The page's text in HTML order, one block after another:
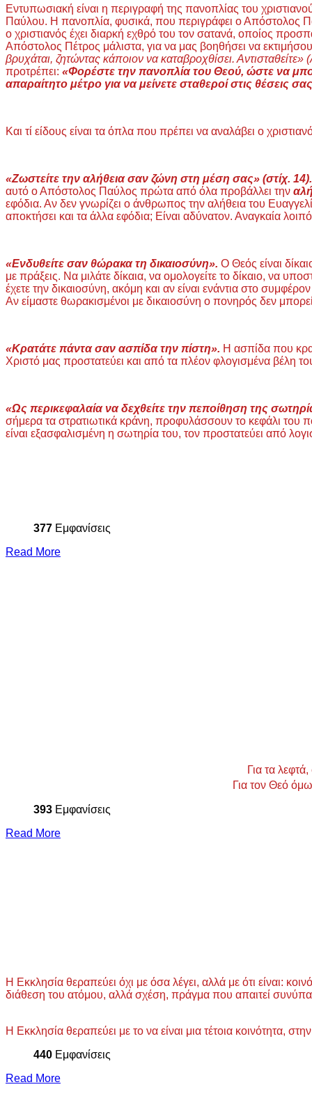
Εντυπωσιακή είναι η περιγραφή της πανοπλίας του
Παύλου. Η πανοπλία, φυσικά, που περιγράφει ο Απόστολος
ο χριστιανός έχει διαρκή εχθρό του τον σατανά, οποίος
Απόστολος Πέτρος μάλιστα, για να μας βοηθήσει να
βρυχάται, ζητώντας κάποιον να καταβροχθίσει. Αντισταθείτε»
προτρέπει: «Φορέστε την πανοπλία του Θεού, ώστε να
απαραίτητο μέτρο για να μείνετε σταθεροί στις θέσεις
Και τί είδους είναι τα όπλα που πρέπει να αναλάβει ο
«Ζωστείτε την αλήθεια σαν ζώνη στη μέση σας» (στίχ. 14).
αυτό ο Απόστολος Παύλος πρώτα από όλα προβάλλει την
εφόδια. Αν δεν γνωρίζει ο άνθρωπος την αλήθεια του
αποκτήσει και τα άλλα εφόδια; Είναι αδύνατον. Αναγκαία
«Ενδυθείτε σαν θώρακα τη δικαιοσύνη». Ο Θεός είναι
με πράξεις. Να μιλάτε δίκαια, να ομολογείτε το δίκαιο, να
έχετε την δικαιοσύνη, ακόμη και αν είναι ενάντια στο
Αν είμαστε θωρακισμένοι με δικαιοσύνη ο πονηρός δεν
«Κρατάτε πάντα σαν ασπίδα την πίστη». Η ασπίδα που
Χριστό μας προστατεύει και από τα πλέον φλογισμένα βέλη
«Ως περικεφαλαία να δεχθείτε την πεποίθηση της
σήμερα τα στρατιωτικά κράνη, προφυλάσσουν το κεφάλι του
είναι εξασφαλισμένη η σωτηρία του, τον προστατεύει από
377 Εμφανίσεις
Read More
Για τα
Για τον Θεό
393 Εμφανίσεις
Read More
Η Εκκλησία θεραπεύει όχι με όσα λέγει, αλλά με ότι είναι:
διάθεση του ατόμου, αλλά σχέση, πράγμα που απαιτεί
Η Εκκλησία θεραπεύει με το να είναι μια τέτοια κοινότητα,
440 Εμφανίσεις
Read More